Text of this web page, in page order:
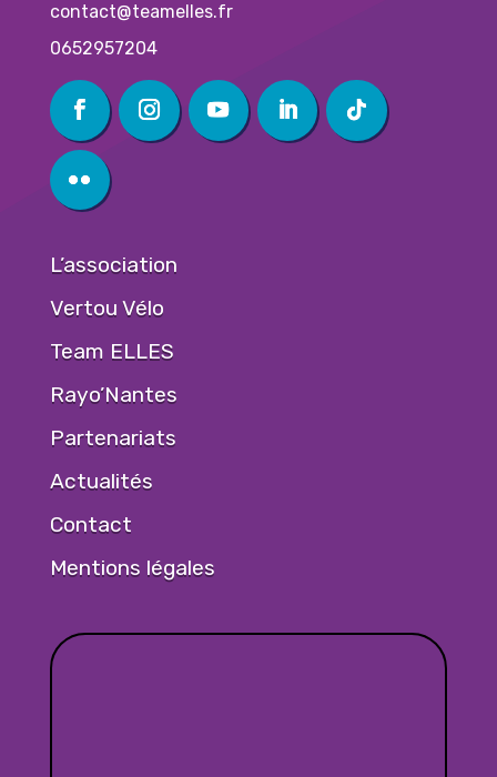
contact@teamelles.fr
0652957204
L’association
Vertou Vélo
Team ELLES
Rayo’Nantes
Partenariats
Actualités
Contact
Mentions légales